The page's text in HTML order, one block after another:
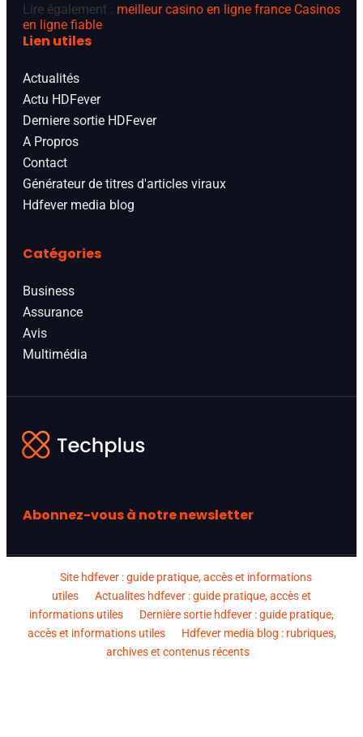
Lire également : meilleur casino en ligne france Casinos
en ligne fiable
Lien utiles
Actualités
Actu HDFever
Derniere sortie HDFever
A Propros
Contact
Générateur de titres d'articles viraux
Hdfever media blog
Catégories
Business
Assurance
Avis
Multimédia
Abonnez-vous à notre newsletter
Site hdfever : guide pratique, accès et informations
utiles
Actualites hdfever : guide pratique, accès et
informations utiles
Dernière sortie hdfever : guide pratique,
accès et informations utiles
Hdfever media blog : rubriques,
archives et contenus récents